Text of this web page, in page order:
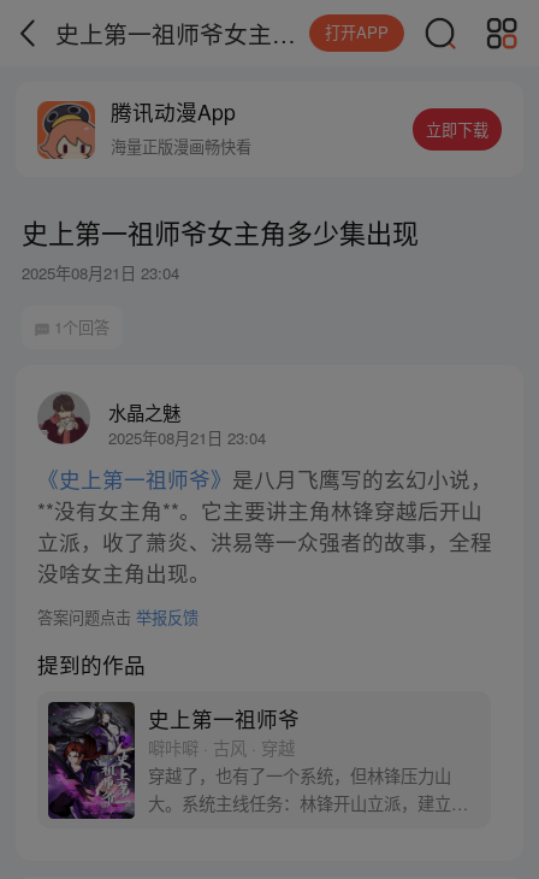
史上第一祖师爷女主角多少集出现 打开APP
腾讯动漫App
海量正版漫画畅快看
立即下载
史上第一祖师爷女主角多少集出现
2025年08月21日 23:04
1个回答
水晶之魅
2025年08月21日 23:04
《史上第一祖师爷》 是八月飞鹰写的玄幻小说，
**没有女主角**。它主要讲主角林锋穿越后开山
立派，收了萧炎、洪易等一众强者的故事，全程
没啥女主角出现。
答案问题点击 举报反馈
提到的作品
史上第一祖师爷
噼咔噼 · 古风 · 穿越
穿越了，也有了一个系统，但林锋压力山
大。系统主线任务：林锋开山立派，建立史